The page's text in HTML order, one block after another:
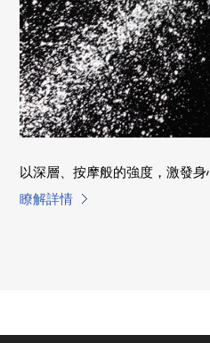
以深層、按摩般的強度，激發身
瞭解詳情